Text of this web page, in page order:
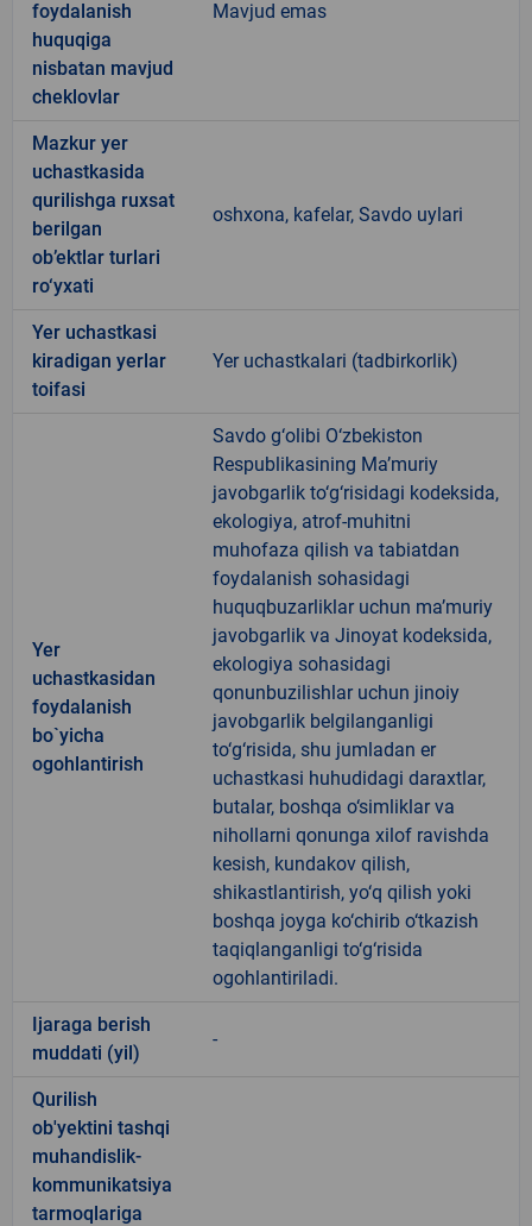
foydalanish
huquqiga
nisbatan mavjud
cheklovlar
Mavjud emas
Mazkur yer
uchastkasida
qurilishga ruxsat
berilgan
ob’ektlar turlari
ro‘yxati
oshxona, kafelar, Savdo uylari
Yer uchastkasi
kiradigan yerlar
toifasi
Yer uchastkalari (tadbirkorlik)
Yer
uchastkasidan
foydalanish
bo`yicha
ogohlantirish
Savdo g‘olibi O‘zbekiston
Respublikasining Ma’muriy
javobgarlik to‘g‘risidagi kodeksida,
ekologiya, atrof-muhitni
muhofaza qilish va tabiatdan
foydalanish sohasidagi
huquqbuzarliklar uchun ma’muriy
javobgarlik va Jinoyat kodeksida,
ekologiya sohasidagi
qonunbuzilishlar uchun jinoiy
javobgarlik belgilanganligi
to‘g‘risida, shu jumladan er
uchastkasi huhudidagi daraxtlar,
butalar, boshqa o‘simliklar va
nihollarni qonunga xilof ravishda
kesish, kundakov qilish,
shikastlantirish, yo‘q qilish yoki
boshqa joyga ko‘chirib o‘tkazish
taqiqlanganligi to‘g‘risida
ogohlantiriladi.
Ijaraga berish
muddati (yil)
-
Qurilish
ob'yektini tashqi
muhandislik-
kommunikatsiya
tarmoqlariga